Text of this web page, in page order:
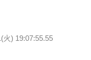
火) 19:07:55.55